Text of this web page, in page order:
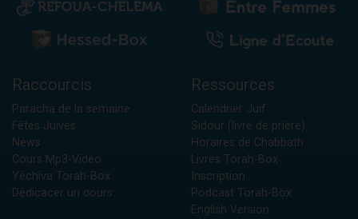
Raccourcis
Paracha de la semaine
Fêtes Juives
News
Cours Mp3-Vidéo
Yéchiva Torah-Box
Dédicacer un cours
Ressources
Calendrier Juif
Sidour (livre de prière)
Horaires de Chabbath
Livres Torah-Box
Inscription
Podcast Torah-Box
English Version